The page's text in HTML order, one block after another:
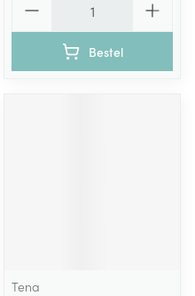
Bestel
Tena